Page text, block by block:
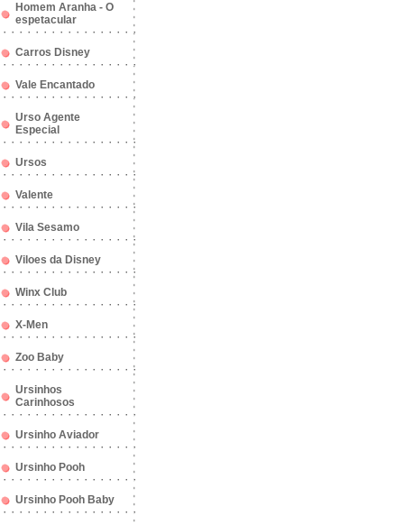
Homem Aranha - O
espetacular
Carros Disney
Vale Encantado
Urso Agente
Especial
Ursos
Valente
Vila Sesamo
Viloes da Disney
Winx Club
X-Men
Zoo Baby
Ursinhos
Carinhosos
Ursinho Aviador
Ursinho Pooh
Ursinho Pooh Baby